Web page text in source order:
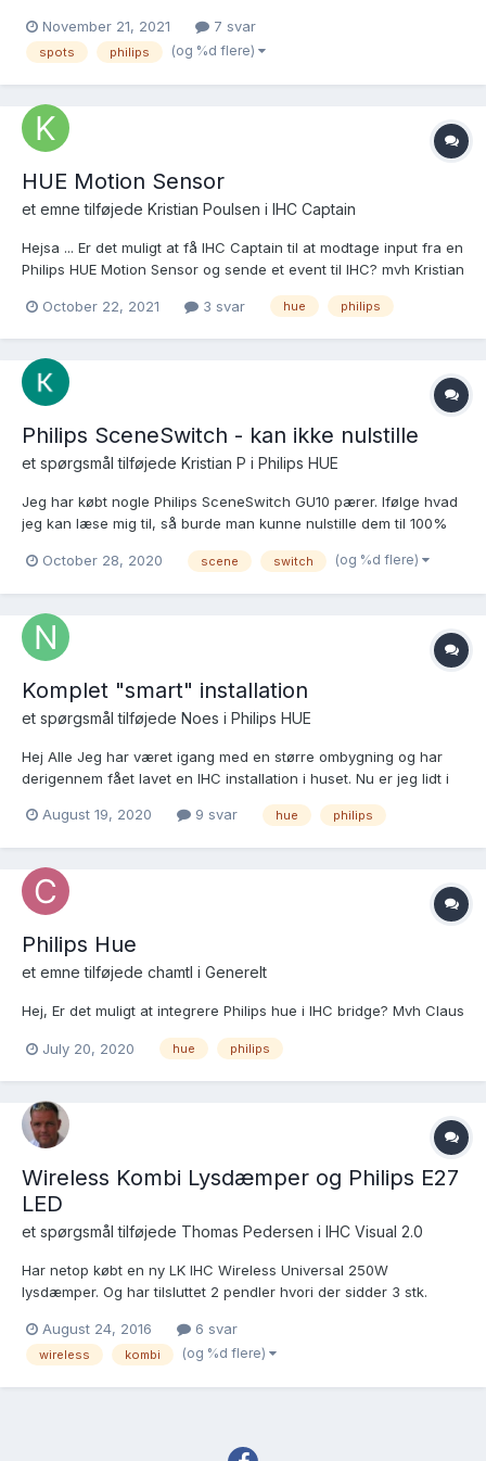
Går alarmen hvor man ikke er hjemme, kan man lave noget
"larm" med lys 3. Aften stemning...
November 21, 2021 7 svar
spots philips (og %d flere)
HUE Motion Sensor
et emne tilføjede Kristian Poulsen i IHC Captain
Hejsa ... Er det muligt at få IHC Captain til at modtage input fra en
Philips HUE Motion Sensor og sende et event til IHC? mvh Kristian
October 22, 2021 3 svar hue philips
Philips SceneSwitch - kan ikke nulstille
et spørgsmål tilføjede Kristian P i Philips HUE
Jeg har købt nogle Philips SceneSwitch GU10 pærer. Ifølge hvad
jeg kan læse mig til, så burde man kunne nulstille dem til 100%
det til at virke. Er der andre, der har erfaringer med dem?
October 28, 2020 scene switch (og %d flere)
Komplet "smart" installation
et spørgsmål tilføjede Noes i Philips HUE
Hej Alle Jeg har været igang med en større ombygning og har
derigennem fået lavet en IHC installation i huset. Nu er jeg lidt i
lamper. Er der nogle der kan opremse fordele og ulemper ved at
August 19, 2020 9 svar hue philips
Philips Hue
et emne tilføjede chamtl i Generelt
Hej, Er det muligt at integrere Philips hue i IHC bridge? Mvh Claus
July 20, 2020 hue philips
Wireless Kombi Lysdæmper og Philips E27
LED
et spørgsmål tilføjede Thomas Pedersen i IHC Visual 2.0
Har netop købt en ny LK IHC Wireless Universal 250W
lysdæmper. Og har tilsluttet 2 pendler hvori der sidder 3 stk.
direkte til 230V, lyser de meget fint på 100%. Når jeg tilslutter
dem til lysdæmperen kan de kun tænde på meget lav...
August 24, 2016 6 svar
wireless kombi (og %d flere)